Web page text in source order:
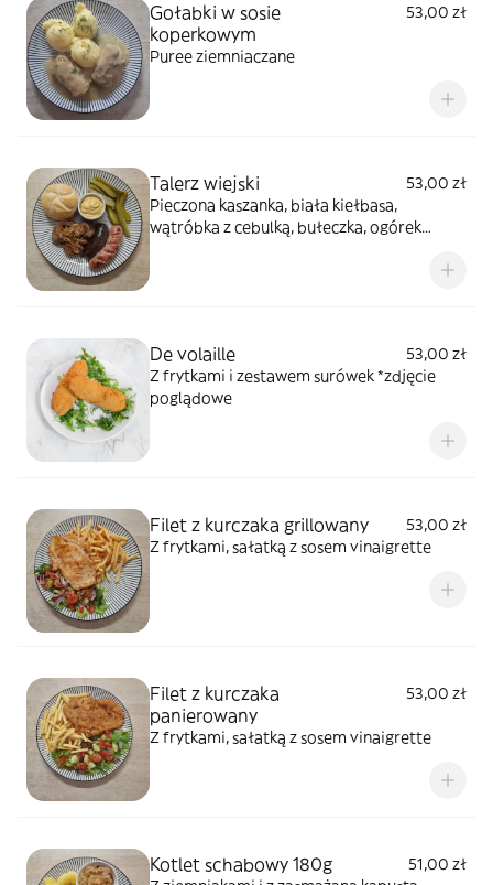
Gołabki w sosie
koperkowym
53,00 zł
Puree ziemniaczane
Talerz wiejski
53,00 zł
Pieczona kaszanka, biała kiełbasa,
wątróbka z cebulką, bułeczka, ogórek
De volaille
53,00 zł
Z frytkami i zestawem surówek *zdjęcie
poglądowe
Filet z kurczaka grillowany
53,00 zł
Z frytkami, sałatką z sosem vinaigrette
Filet z kurczaka
panierowany
53,00 zł
Z frytkami, sałatką z sosem vinaigrette
Kotlet schabowy 180g
51,00 zł